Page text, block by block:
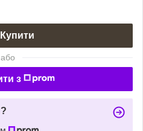
Купити
або
з